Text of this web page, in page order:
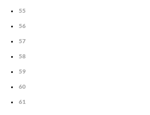
55
56
57
58
59
60
61